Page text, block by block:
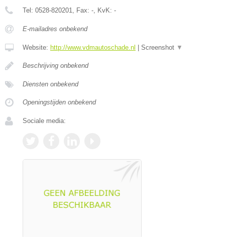
Tel: 0528-820201 , Fax: - , KvK: -
E-mailadres onbekend
Website: http://www.vdmautoschade.nl | Screenshot ▼
Beschrijving onbekend
Diensten onbekend
Openingstijden onbekend
Sociale media: